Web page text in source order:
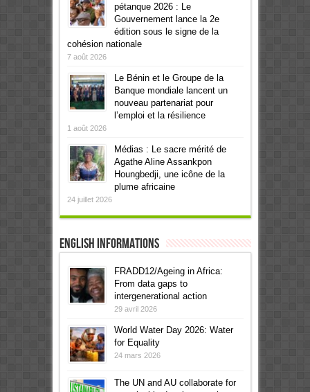
pétanque 2026 : Le
Gouvernement lance la 2e
édition sous le signe de la
cohésion nationale
7 août 2026
Le Bénin et le Groupe de la
Banque mondiale lancent un
nouveau partenariat pour
l’emploi et la résilience
1 août 2026
Médias : Le sacre mérité de
Agathe Aline Assankpon
Houngbedji, une icône de la
plume africaine
24 juillet 2026
English informations
FRADD12/Ageing in Africa:
From data gaps to
intergenerational action
29 avril 2026
World Water Day 2026: Water
for Equality
24 mars 2026
The UN and AU collaborate for